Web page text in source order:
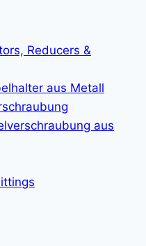
Reducers &
aus Metall
aus